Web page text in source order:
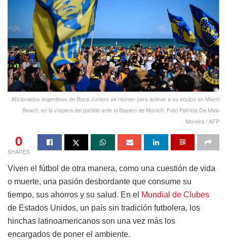
Aficionados argentinos de Boca Juniors se reúnen para animar a su equipo en Miami
Beach, en la víspera del partido ante el Bayern de Múnich. Foto Patricia De Melo
Moreira / AFP
0
SHARES
Viven el fútbol de otra manera, como una cuestión de vida
o muerte, una pasión desbordante que consume su
tiempo, sus ahorros y su salud. En el Mundial de Clubes
de Estados Unidos, un país sin tradición futbolera, los
hinchas latinoamericanos son una vez más los
encargados de poner el ambiente.